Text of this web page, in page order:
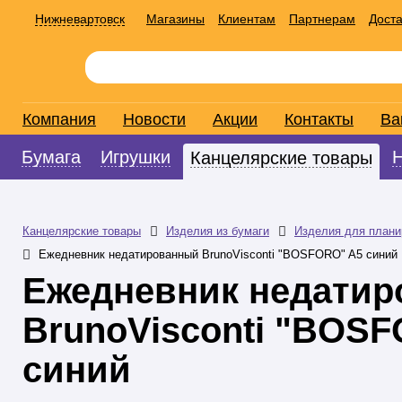
Нижневартовск Магазины Клиентам Партнерам
Компания Новости Акции Контакты
Бумага Игрушки Канцелярские товары
Канцелярские товары Изделия из бумаги
Изделия для
Ежедневник недатированный BrunoVisconti "BOSFORO" A5 синий
Ежедневник
BrunoVisconti
синий